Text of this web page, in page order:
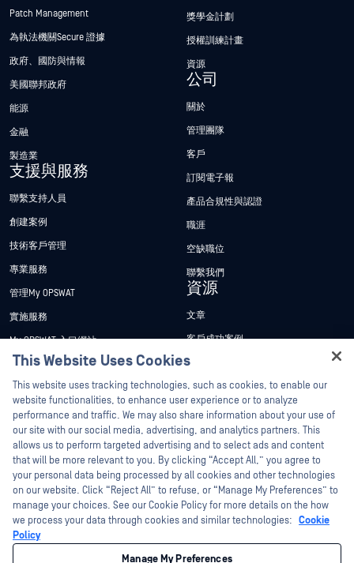
Patch Management
為執法機關Secure 證據
政府、國防與情報
美國聯邦政府
能源
金融
製造業
支援與服務
聯繫支持人員
創建案例
技術客戶管理
專業服務
管理My OPSWAT
實施服務
My OPSWAT 入口網站
技術檔案
訓練
漏洞通報計畫
合作夥伴
認證
技術合作夥伴
管道合作夥伴計劃
獎學金計劃
授權訓練計畫
資源
公司
關於
管理團隊
客戶
訂閱電子報
產品合規性與認證
職涯
空缺職位
聯繫我們
資源
文章
客戶成功案例
新聞稿
新聞報導
網路研討會
產品型錄
白皮書
免費工具
©2026OPSWAT . 保留所有權利。OPSWAT、MetaDefender、Metascan、
MetaAccess、OPSWAT 、Trust no File. Trust No Device.、OPSWAT 、Protecting the
This Website Uses Cookies
This website uses tracking technologies, such as cookies, to enable our
website functionalities, to enhance user experience or to analyze
performance and traffic. We may also share information about your use of
our site with our social media, advertising, and analytics partners. This
allows us to perform targeted advertising and to select ads and content
that will be more relevant to you. By clicking “Accept All,” you agree to
your personal data being processed by all cookies and other technologies
on our website. Click “Reject All” to refuse, or “Manage My Preferences” to
manage your choices. See our Cookie Policy for more details on the how
we process your data through cookies and similar technologies: Cookie
Policy
Manage My Preferences
Hey there!
I'm Ozzy, your OPSWAT virtual assistant.
How can I help you secure what's critical
today?